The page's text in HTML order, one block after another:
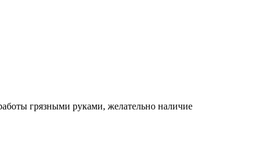
грязными руками, желательно наличие